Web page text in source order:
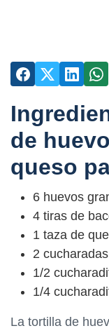
de
queso
6 huevos
4 tiras de
1 taza de
2
1/2
1/4
La tortilla de